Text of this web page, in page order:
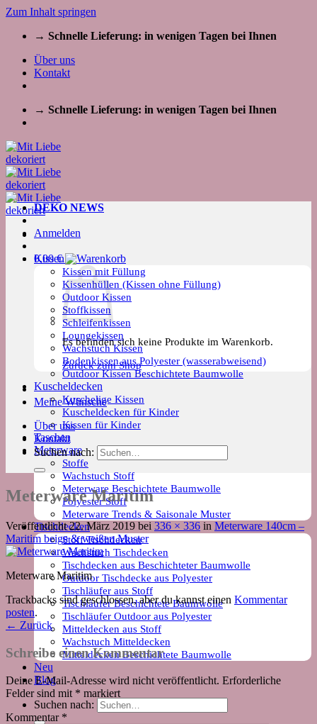
Zum Inhalt springen
→ Schnelle Lieferung: in wenigen Tagen bei Ihnen
Über uns
Kontakt
→ Schnelle Lieferung: in wenigen Tagen bei Ihnen
Kissen
Kissen mit Füllung
Kissenhüllen (Kissen ohne Füllung)
Outdoor Kissen
Stoffkissen
Schleifenkissen
Loungekissen
Wachstuch Kissen
Bodenkissen aus Polyester (wasserabweisend)
Outdoor Kissen Beschichtete Baumwolle
Kuscheldecken
Kuschelige Kissen
Kuscheldecken für Kinder
Kissen für Kinder
Taschen
Meterware
Stoffe
Wachstuch Stoff
Meterware Beschichtete Baumwolle
Polyester Stoff
Meterware Trends & Saisonale Muster
Tischdecken
Stoff Tischdecken
Wachstuch Tischdecken
Tischdecken aus Beschichteter Baumwolle
Outdoor Tischdecke aus Polyester
Tischläufer aus Stoff
Tischläufer Beschichtete Baumwolle
Tischläufer Outdoor aus Polyester
Mitteldecken aus Stoff
Wachstuch Mitteldecken
Mitteldecken Beschichtete Baumwolle
Neu
Blog
Suchen nach:
DEKO NEWS
Anmelden
0,00€
Es befinden sich keine Produkte im Warenkorb.
Zurück zum Shop
Meine Wünsche
Über uns
Kontakt
Suchen nach:
Meterware Maritim
Veröffentlicht22. März 2019 bei 336 × 336 in Meterware 140cm –
Maritim beige & weißen Muster
Meterware Maritim
Trackbacks sind geschlossen, aber du kannst einen Kommentar
posten.
← Zurück
Schreibe einen Kommentar
Deine E-Mail-Adresse wird nicht veröffentlicht. Erforderliche
Felder sind mit * markiert
Kommentar *